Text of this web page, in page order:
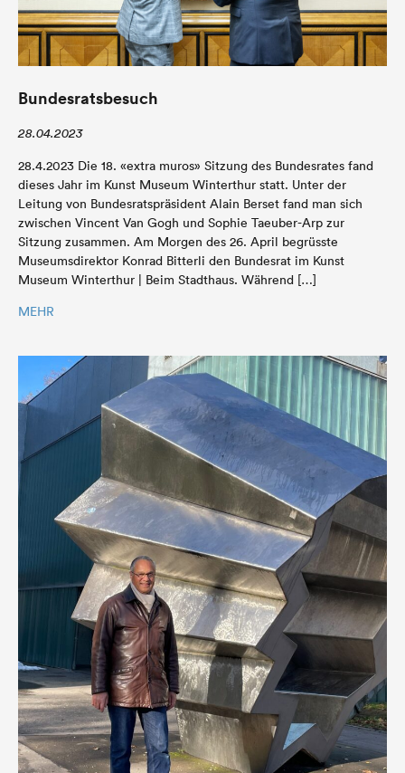
Bundesratsbesuch
28.04.2023
28.4.2023 Die 18. «extra muros» Sitzung des Bundesrates fand
dieses Jahr im Kunst Museum Winterthur statt. Unter der
Leitung von Bundesratspräsident Alain Berset fand man sich
zwischen Vincent Van Gogh und Sophie Taeuber-Arp zur
Sitzung zusammen. Am Morgen des 26. April begrüsste
Museumsdirektor Konrad Bitterli den Bundesrat im Kunst
Museum Winterthur | Beim Stadthaus. Während […]
MEHR